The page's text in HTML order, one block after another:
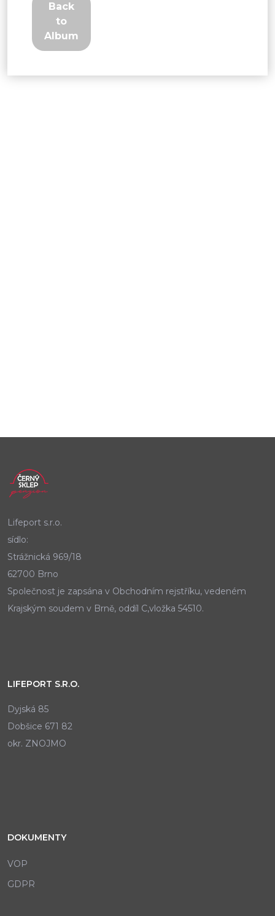
Back
to
Album
Lifeport s.r.o.
sídlo:
Strážnická 969/18
62700 Brno
Společnost je zapsána v Obchodním rejstříku, vedeném
Krajským soudem v Brně, oddíl C,vložka 54510.
LIFEPORT S.R.O.
Dyjská 85
Dobšice 671 82
okr. ZNOJMO
DOKUMENTY
VOP
GDPR